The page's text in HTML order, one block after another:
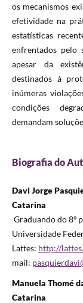
os mecanismos
efetividade na
estatísticas
enfrentados pelo
apesar da
destinados à
inúmeras
condições
demandam
Biografia do
Davi Jorge
Catarina
Graduando do 8º
Universidade
Lattes: http://
mail:
Manuela Thomé
Catarina